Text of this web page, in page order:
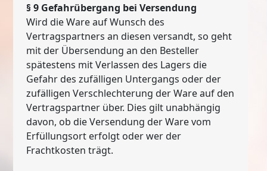
§ 9 Gefahrübergang bei Versendung
Wird die Ware auf Wunsch des
Vertragspartners an diesen versandt, so geht
mit der Übersendung an den Besteller
spätestens mit Verlassen des Lagers die
Gefahr des zufälligen Untergangs oder der
zufälligen Verschlechterung der Ware auf den
Vertragspartner über. Dies gilt unabhängig
davon, ob die Versendung der Ware vom
Erfüllungsort erfolgt oder wer der
Frachtkosten trägt.